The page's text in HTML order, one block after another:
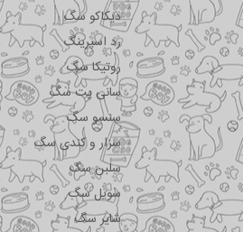
دیکاکو سگ
رد اسپرینگ
روتیکا سگ
سانی پت سگ
سنسو سگ
سزار و کندی سگ
سلبن سگ
سویل سگ
شایر سگ